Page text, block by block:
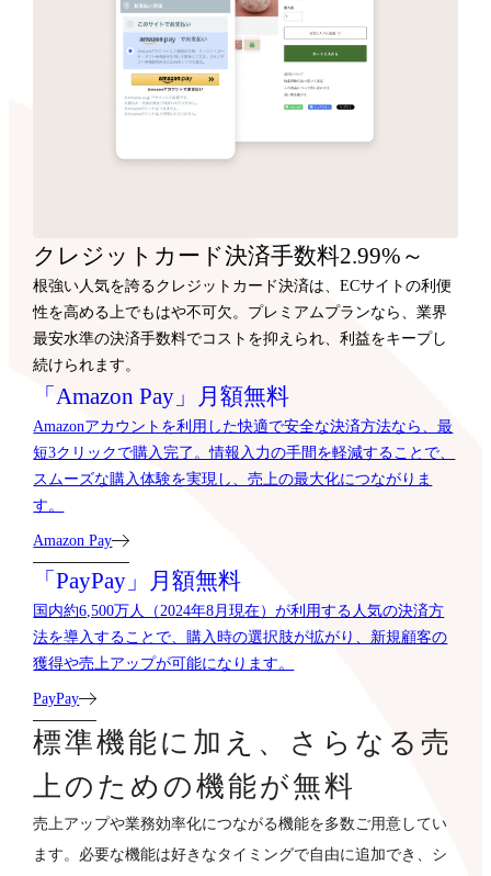
クレジットカード決済手数料2.99%～
根強い人気を誇るクレジットカード決済は、ECサイトの利便
性を高める上でもはや不可欠。プレミアムプランなら、業界
最安水準の決済手数料でコストを抑えられ、利益をキープし
続けられます。
「Amazon Pay」月額無料
Amazonアカウントを利用した快適で安全な決済方法なら、最
短3クリックで購入完了。情報入力の手間を軽減することで、
スムーズな購入体験を実現し、売上の最大化につながりま
す。
Amazon Pay
「PayPay」月額無料
国内約6,500万人（2024年8月現在）が利用する人気の決済方
法を導入することで、購入時の選択肢が拡がり、新規顧客の
獲得や売上アップが可能になります。
PayPay
標準機能に加え、さらなる売
上のための機能が無料
売上アップや業務効率化につながる機能を多数ご用意してい
ます。必要な機能は好きなタイミングで自由に追加でき、シ